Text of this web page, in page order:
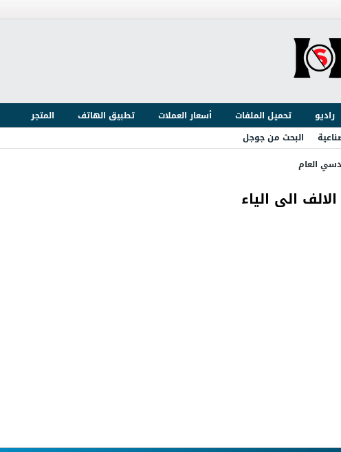
راديو تحميل الملفات أسعار العملات تطبيق الهاتف
المتجر
البحث من جوجل
العام
الى الياء